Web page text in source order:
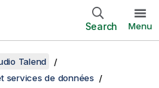
Search Menu
Talend
services de données